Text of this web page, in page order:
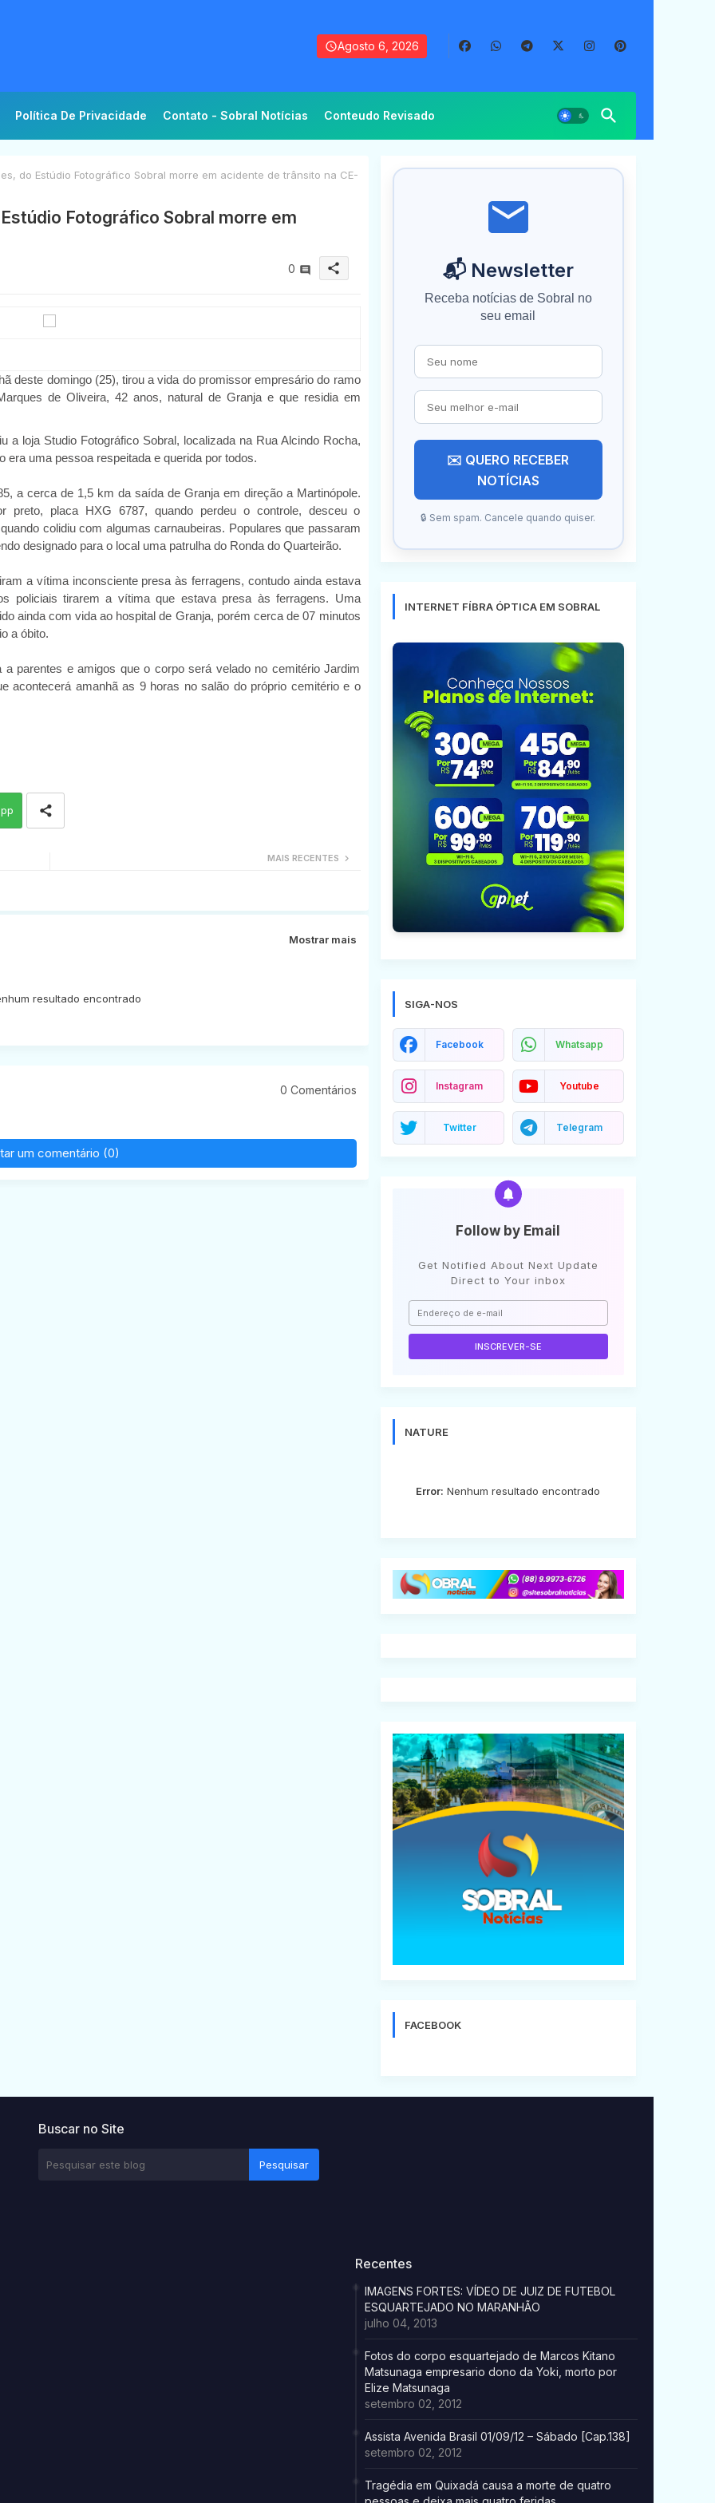
Agosto 6, 2026
Política De Privacidade Contato - Sobral Notícias Conteudo Revisado
do Estúdio Fotográfico Sobral morre em acidente de trânsito na CE-
Fotográfico Sobral morre em
0 share
deste domingo (25), tirou a vida do promissor empresário do ramo
de Oliveira, 42 anos, natural de Granja e que residia em
a loja Studio Fotográfico Sobral, localizada na Rua Alcindo Rocha,
uma pessoa respeitada e querida por todos.
a cerca de 1,5 km da saída de Granja em direção a Martinópole.
preto, placa HXG 6787, quando perdeu o controle, desceu o
colidiu com algumas carnaubeiras. Populares que passaram
designado para o local uma patrulha do Ronda do Quarteirão.
a vítima inconsciente presa às ferragens, contudo ainda estava
policiais tirarem a vítima que estava presa às ferragens. Uma
ainda com vida ao hospital de Granja, porém cerca de 07 minutos
a óbito.
parentes e amigos que o corpo será velado no cemitério Jardim
acontecerá amanhã as 9 horas no salão do próprio cemitério e o
MAIS RECENTES
Mostrar mais
resultado encontrado
0 Comentários
um comentário (0)
📬 Newsletter
Receba notícias de Sobral no
seu email
✉️ QUERO RECEBER
NOTÍCIAS
🔒 Sem spam. Cancele quando quiser.
INTERNET FÍBRA ÓPTICA EM SOBRAL
SIGA-NOS
Facebook Whatsapp
Instagram Youtube
Twitter Telegram
Follow by Email
Get Notified About Next Update
Direct to Your inbox
NATURE
Error: Nenhum resultado encontrado
FACEBOOK
Buscar no Site
Recentes
IMAGENS FORTES: VÍDEO DE JUIZ DE FUTEBOL
ESQUARTEJADO NO MARANHÃO
julho 04, 2013
Fotos do corpo esquartejado de Marcos Kitano
Matsunaga empresario dono da Yoki, morto por
Elize Matsunaga
setembro 02, 2012
Assista Avenida Brasil 01/09/12 – Sábado [Cap.138]
setembro 02, 2012
Tragédia em Quixadá causa a morte de quatro